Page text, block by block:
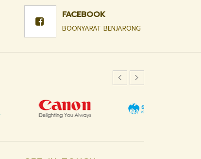
FACEBOOK
BOONYARAT BENJARONG